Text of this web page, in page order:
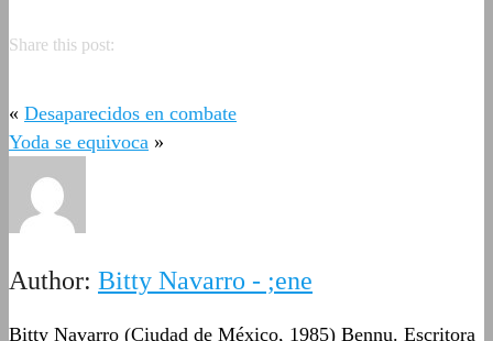
Share this post:
« Desaparecidos en combate
Yoda se equivoca »
Author: Bitty Navarro - ;ene
Bitty Navarro (Ciudad de México, 1985) Bennu. Escritora